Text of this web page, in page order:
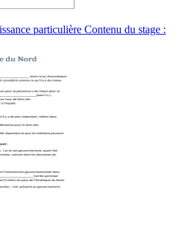
particulière Contenu du stage :